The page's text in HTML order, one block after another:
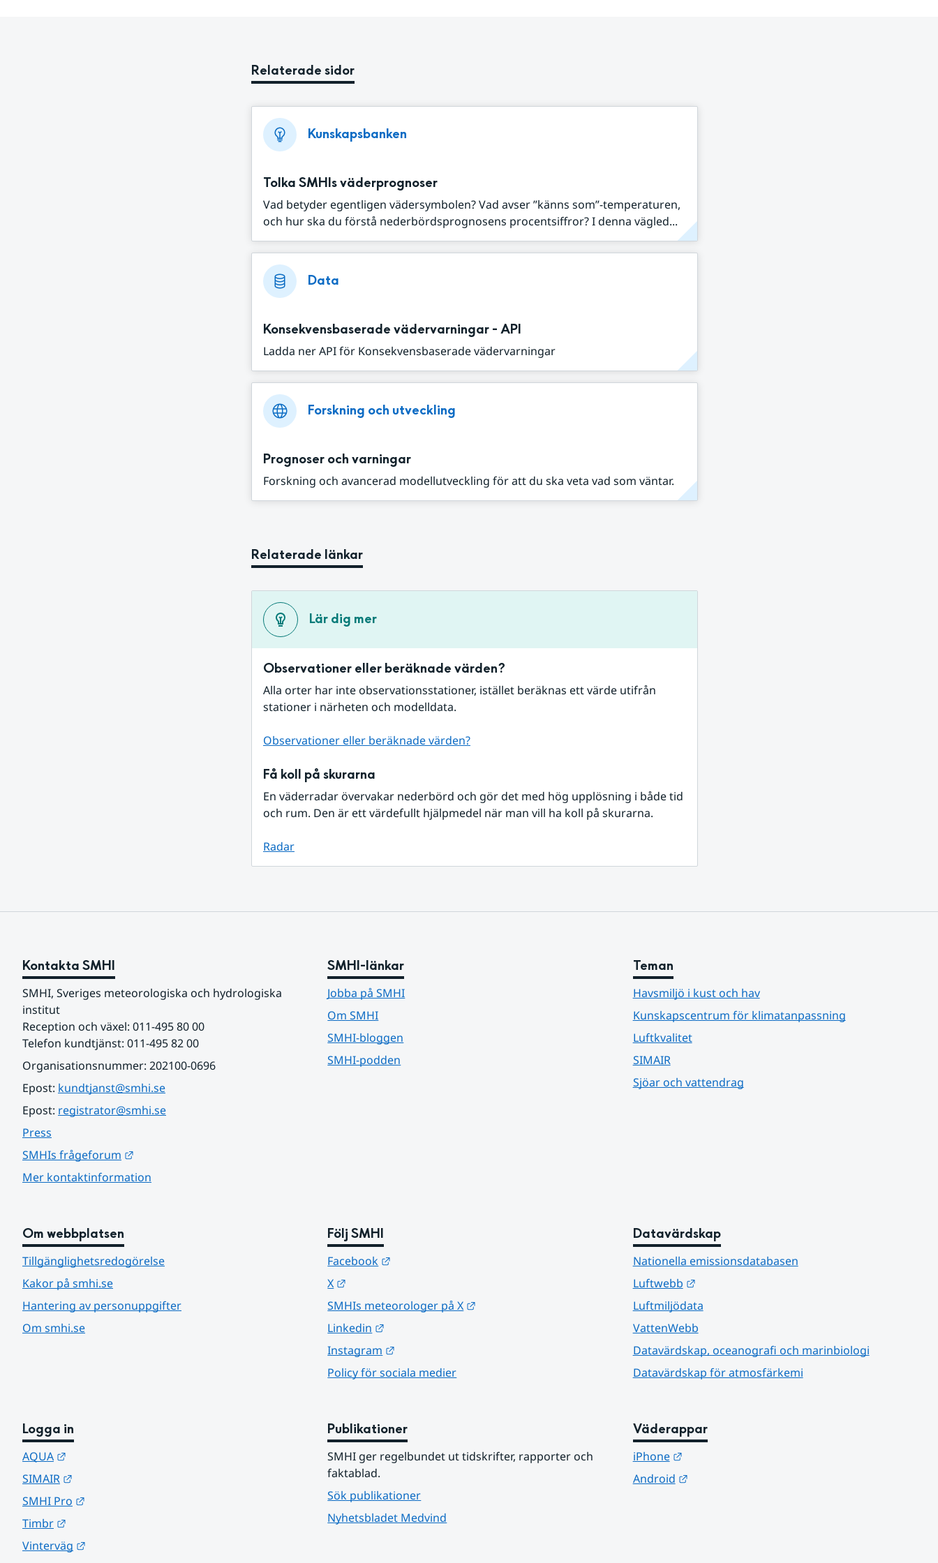
Relaterade sidor
Kunskapsbanken
Tolka SMHIs väderprognoser
Vad betyder egentligen vädersymbolen? Vad avser ”känns som”-temperaturen,
och hur ska du förstå nederbördsprognosens procentsiffror? I denna vägled...
Data
Konsekvensbaserade vädervarningar - API
Ladda ner API för Konsekvensbaserade vädervarningar
Forskning och utveckling
Prognoser och varningar
Forskning och avancerad modellutveckling för att du ska veta vad som väntar.
Relaterade länkar
Lär dig mer
Observationer eller beräknade värden?
Alla orter har inte observationsstationer, istället beräknas ett värde utifrån
stationer i närheten och modelldata.
Observationer eller beräknade värden?
Få koll på skurarna
En väderradar övervakar nederbörd och gör det med hög upplösning i både tid
och rum. Den är ett värdefullt hjälpmedel när man vill ha koll på skurarna.
Radar
Kontakta SMHI
SMHI, Sveriges meteorologiska och hydrologiska
institut
Reception och växel: 011-495 80 00
Telefon kundtjänst: 011-495 82 00
Organisationsnummer: 202100-0696
Epost: kundtjanst@smhi.se
Epost: registrator@smhi.se
Press
SMHIs frågeforum
Mer kontaktinformation
SMHI-länkar
Jobba på SMHI
Om SMHI
SMHI-bloggen
SMHI-podden
Teman
Havsmiljö i kust och hav
Kunskapscentrum för klimatanpassning
Luftkvalitet
SIMAIR
Sjöar och vattendrag
Om webbplatsen
Tillgänglighetsredogörelse
Kakor på smhi.se
Hantering av personuppgifter
Om smhi.se
Följ SMHI
Facebook
X
SMHIs meteorologer på X
Linkedin
Instagram
Policy för sociala medier
Datavärdskap
Nationella emissionsdatabasen
Luftwebb
Länk till annan webbplats.
Luftmiljödata
VattenWebb
Datavärdskap, oceanografi och marinbiologi
Datavärdskap för atmosfärkemi
Logga in
AQUA
SIMAIR
SMHI Pro
Timbr
Vinterväg
Publikationer
SMHI ger regelbundet ut tidskrifter, rapporter och
faktablad.
Sök publikationer
Nyhetsbladet Medvind
Väderappar
iPhone
Länk till annan webbplats.
Android
Länk till annan webbplats.